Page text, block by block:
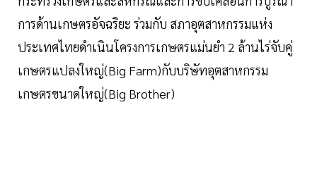
การด้านเกษตรอัจฉริยะ ร่วมกับ สภาอุตสาหกรรมแห่ง
ประเทศไทยดำเนินโครงการเกษตรแม่นยำ 2 ล้านไร่จับคู่
เกษตรแปลงใหญ่(Big Farm)กับบริษัทอุตสาหกรรม
เกษตรขนาดใหญ่(Big Brother)